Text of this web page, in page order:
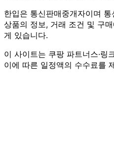
한입은 통신판매중개자이며
상품의 정보, 거래 조건 및 구
게 있습니다.
이 사이트는 쿠팡 파트너스·링
이에 따른 일정액의 수수료를